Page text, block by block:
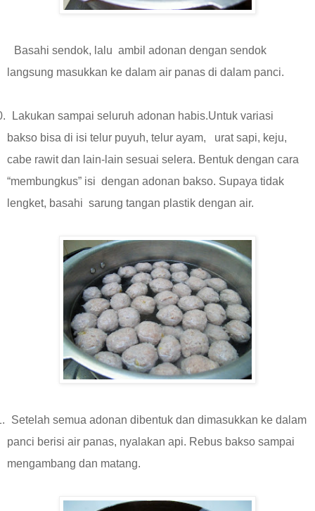
Basahi sendok, lalu ambil adonan dengan sendok
langsung masukkan ke dalam air panas di dalam panci.
Lakukan sampai seluruh adonan habis.Untuk variasi
bakso bisa di isi telur puyuh, telur ayam, urat sapi, keju,
cabe rawit dan lain-lain sesuai selera. Bentuk dengan cara
“membungkus” isi dengan adonan bakso. Supaya tidak
lengket, basahi sarung tangan plastik dengan air.
Setelah semua adonan dibentuk dan dimasukkan ke dalam
panci berisi air panas, nyalakan api. Rebus bakso sampai
mengambang dan matang.